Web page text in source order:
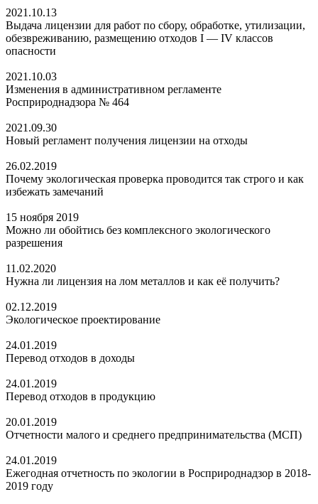
2021.10.13
Выдача лицензии для работ по сбору, обработке, утилизации,
обезвреживанию, размещению отходов I — IV классов
опасности
2021.10.03
Изменения в административном регламенте
Росприроднадзора № 464
2021.09.30
Новый регламент получения лицензии на отходы
26.02.2019
Почему экологическая проверка проводится так строго и как
избежать замечаний
15 ноября 2019
Можно ли обойтись без комплексного экологического
разрешения
11.02.2020
Нужна ли лицензия на лом металлов и как её получить?
02.12.2019
Экологическое проектирование
24.01.2019
Перевод отходов в доходы
24.01.2019
Перевод отходов в продукцию
20.01.2019
Отчетности малого и среднего предпринимательства (МСП)
24.01.2019
Ежегодная отчетность по экологии в Росприроднадзор в 2018-
2019 году